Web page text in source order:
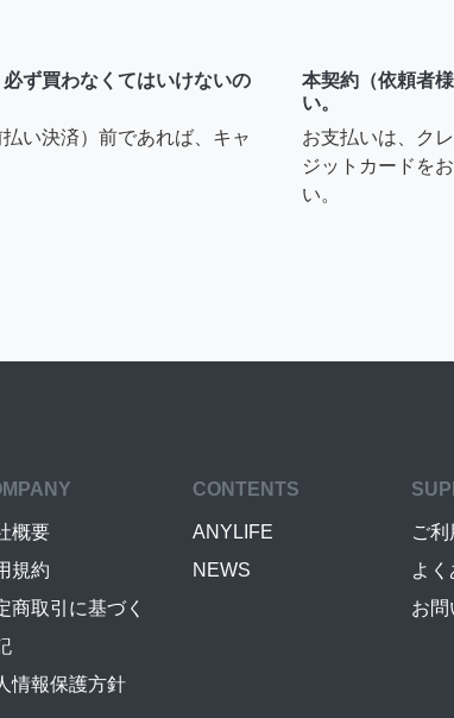
ず買わなくてはいけないの
い決済）前であれば、キャ
本契約（依頼者
い。
お支払いは、ク
ジットカードを
い。
概要
規約
商取引に基づく
情報保護方針
CONTENTS
ANYLIFE
NEWS
ご利
よく
お問